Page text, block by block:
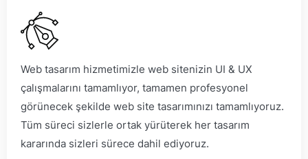
Web tasarım hizmetimizle web sitenizin UI & UX
çalışmalarını tamamlıyor, tamamen profesyonel
görünecek şekilde web site tasarımınızı tamamlıyoruz.
Tüm süreci sizlerle ortak yürüterek her tasarım
kararında sizleri sürece dahil ediyoruz.